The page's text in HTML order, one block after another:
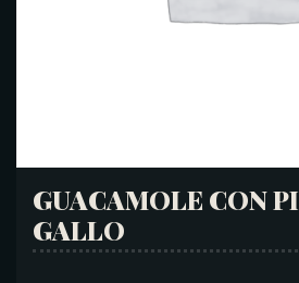
GUACAMOLE CON
GALLO